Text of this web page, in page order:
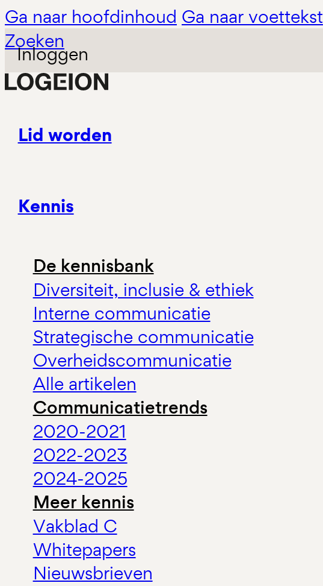
Ga naar hoofdinhoud Ga naar voettekst
Zoeken
Inloggen
Lid worden
Kennis
De kennisbank
Diversiteit, inclusie & ethiek
Interne communicatie
Strategische communicatie
Overheidscommunicatie
Alle artikelen
Communicatietrends
2020-2021
2022-2023
2024-2025
Meer kennis
Vakblad C
Whitepapers
Nieuwsbrieven